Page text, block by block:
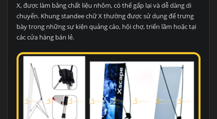
X, được làm bằng chất liệu nhôm, có thể gấp lại và dễ dàng di
chuyển. Khung standee chữ X thường được sử dụng để trưng
bày trong những sự kiện quảng cáo, hội chợ, triển lãm hoặc tại
các cửa hàng bán lẻ.